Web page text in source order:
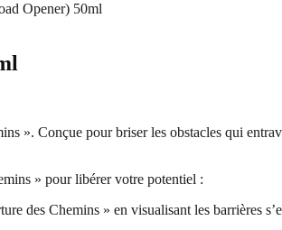
Opener) 50ml
». Conçue pour briser les obstacles qui
» pour libérer votre potentiel :
des Chemins » en visualisant les barrières